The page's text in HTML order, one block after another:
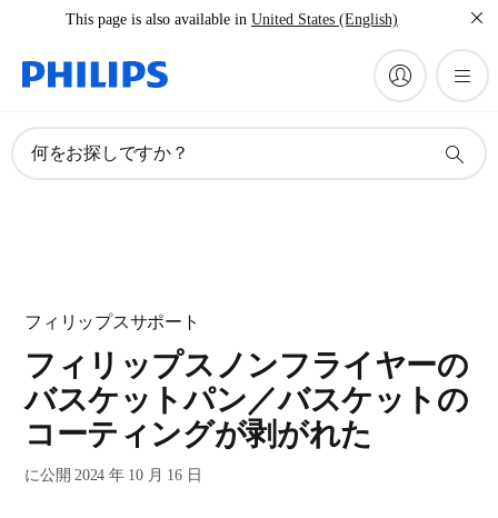
This page is also available in United States (English)
何をお探しですか？
フィリップスサポート
フィリップスノンフライヤーの
バスケットパン／バスケットの
コーティングが剥がれた
に公開 2024 年 10 月 16 日